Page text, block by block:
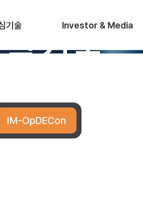
기술 Investor & Media
기술
IM-OpDECon